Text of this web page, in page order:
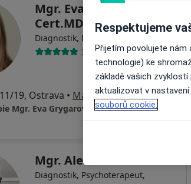
Mgr. Eva Grygarová
Cert.MDT
Diagnostik, Fyzioterapeut Více
3 názory
19, Ostrava • Mapa
Mgr. Eva Grygarová
Mgr. Aleš Miska
Diagnostik, Psychoterapeut,
Respektujeme
Přijetím povolujete nám
technologie) ke
základě vašich
aktualizovat v
souborů cookie.